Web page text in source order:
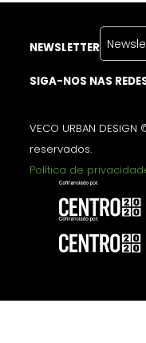
NEWSLETTER
SIGA-NOS NAS
VECO URBAN
reservados.
Política de